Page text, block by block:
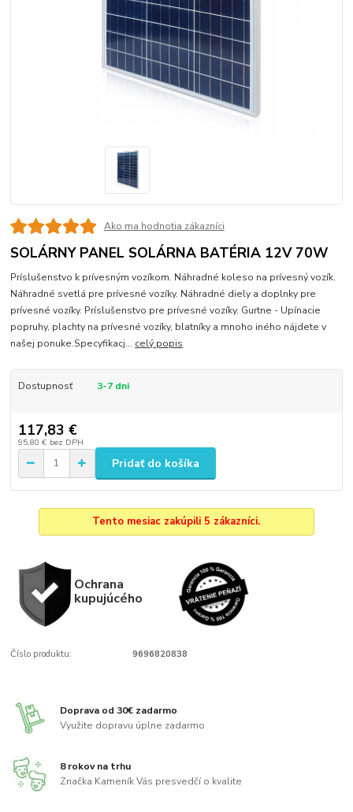
Ako ma hodnotia zákazníci
SOLÁRNY PANEL SOLÁRNA BATÉRIA 12V 70W
Príslušenstvo k prívesným vozíkom. Náhradné koleso na prívesný vozík.
Náhradné svetlá pre prívesné vozíky. Náhradné diely a doplnky pre
prívesné vozíky. Príslušenstvo pre prívesné vozíky. Gurtne - Upínacie
popruhy, plachty na prívesné vozíky, blatníky a mnoho iného nájdete v
našej ponuke.Specyfikacj... celý popis
Dostupnosť 3-7 dni
117,83 €
95,80 € bez DPH
Pridať do košíka
Tento mesiac zakúpili 5 zákazníci.
Ochrana
kupujúcého
Číslo produktu: 9696820838
Doprava od 30€ zadarmo
Využite dopravu úplne zadarmo
8 rokov na trhu
Značka Kameník Vás presvedčí o kvalite